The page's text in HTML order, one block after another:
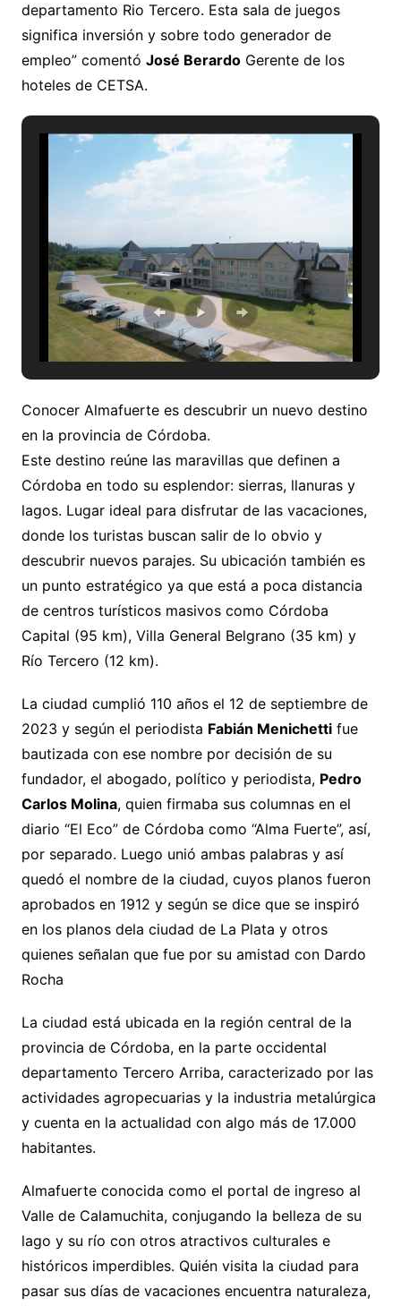
departamento Rio Tercero. Esta sala de juegos
significa inversión y sobre todo generador de
empleo” comentó José BerardoGerente de los
hoteles de CETSA.
Conocer Almafuerte es descubrir un nuevo destino
en la provincia de Córdoba.
Este destino reúne las maravillas que definen a
Córdoba en todo su esplendor: sierras, llanuras y
lagos. Lugar ideal para disfrutar de las vacaciones,
donde los turistas buscan salir de lo obvio y
descubrir nuevos parajes. Su ubicación también es
un punto estratégico ya que está a poca distancia
de centros turísticos masivos como Córdoba
Capital (95 km), Villa General Belgrano (35 km) y
Río Tercero (12 km).
La ciudad cumplió 110 años el 12 de septiembre de
2023 y según el periodista Fabián Menichettifue
bautizada con ese nombre por decisión de su
fundador, el abogado, político y periodista, Pedro
Carlos Molina, quien firmaba sus columnas en el
diario “El Eco” de Córdoba como “Alma Fuerte”, así,
por separado. Luego unió ambas palabras y así
quedó el nombre de la ciudad, cuyos planos fueron
aprobados en 1912 y según se dice que se inspiró
en los planos dela ciudad de La Plata y otros
quienes señalan que fue por su amistad con Dardo
Rocha
La ciudad está ubicada en la región central de la
provincia de Córdoba, en la parte occidental
departamento Tercero Arriba, caracterizado por las
actividades agropecuarias y la industria metalúrgica
y cuenta en la actualidad con algo más de 17.000
habitantes.
Almafuerte conocida como el portal de ingreso al
Valle de Calamuchita, conjugando la belleza de su
lago y su río con otros atractivos culturales e
históricos imperdibles. Quién visita la ciudad para
pasar sus días de vacaciones encuentra naturaleza,